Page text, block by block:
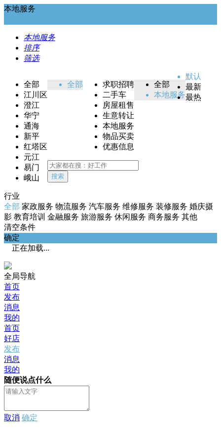
本地服务
本地服务
排序
筛选
全部
江川区
澄江
华宁
通海
新平
红塔区
元江
易门
峨山
全部
求职招聘
二手车
房屋租售
生意转让
本地服务
物品买卖
优惠信息
全部
本地服务
默认
最新
最热
行业
全部 家政服务 物流服务 汽车服务 维修服务 装修服务 婚庆摄
影 教育培训 金融服务 旅游服务 休闲服务 商务服务 其他
清空条件
确定
搜索
正在加载...
全局导航
首页
发布
消息
我的
首页
好店
发布
消息
我的
随便说点什么
取消 确定